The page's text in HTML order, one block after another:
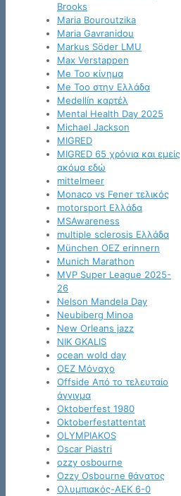
Brooks
Maria Bouroutzika
Maria Gavranidou
Markus Söder LMU
Max Verstappen
Me Too κίνημα
Me Too στην Ελλάδα
Medellín καρτέλ
Mental Health Day 2025
Michael Jackson
MIGRED
MIGRED 65 χρόνια και εμείς
ακόμα εδώ
mittelmeer
Monaco vs Fener τελικός
motorsport Ελλάδα
MSAwareness
multiple sclerosis Ελλάδα
München OEZ erinnern
Munich Marathon
MVP Super League 2025-
26
Nelson Mandela Day
Neubiberg Minoa
New Orleans jazz
NIK GKALIS
ocean wold day
OEZ Μόναχο
Offside Από το τελευταίο
άγγιγμα
Oktoberfest 1980
Oktoberfestattentat
OLYMPIAKOS
Oscar Piastri
ozzy osbourne
Ozzy Osbourne θάνατος
Oλυμπιακός-ΑΕΚ 6-0